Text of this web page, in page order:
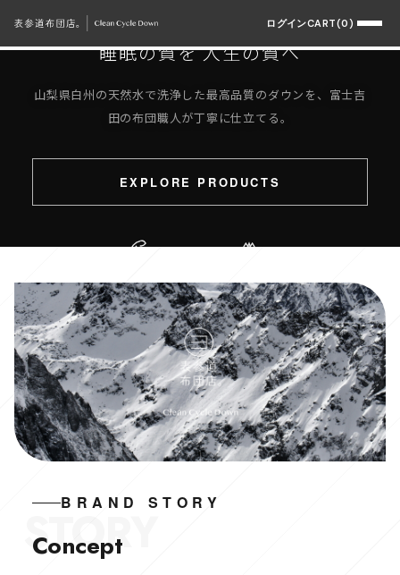
ログインCART(0)
睡眠の質を 人生の質へ
山梨県白州の天然水で洗浄した最高品質のダウンを、富士吉
田の布団職人が丁寧に仕立てる。
EXPLORE PRODUCTS
Quality Sleep
SCROLL
BRAND STORY
STORY
Concept